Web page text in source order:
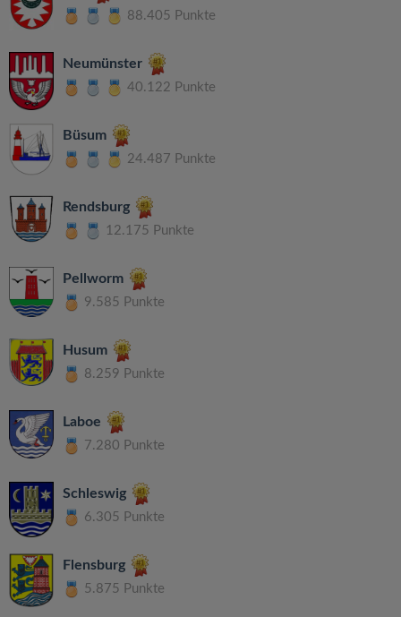
88.405 Punkte
Neumünster
40.122 Punkte
Büsum
24.487 Punkte
Rendsburg
12.175 Punkte
Pellworm
9.585 Punkte
Husum
8.259 Punkte
Laboe
7.280 Punkte
Schleswig
6.305 Punkte
Flensburg
5.875 Punkte